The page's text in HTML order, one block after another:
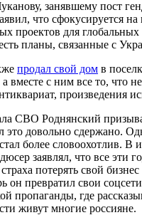
занявшему пост
что сфокусируется на
проектов для
планы, связанные с
продал свой дом в
вместе с ним все то, что
произведения
СВО Роднянский
это довольно сдержано.
более словоохотлив. В
заявлял, что все эти
потерять свой бизнес
он превратил свои
пропаганды, где
живут многие россияне.